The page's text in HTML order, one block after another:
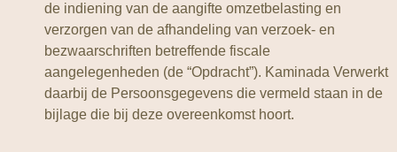
de indiening van de aangifte omzetbelasting en
verzorgen van de afhandeling van verzoek- en
bezwaarschriften betreffende fiscale
aangelegenheden (de “Opdracht”). Kaminada Verwerkt
daarbij de Persoonsgegevens die vermeld staan in de
bijlage die bij deze overeenkomst hoort.